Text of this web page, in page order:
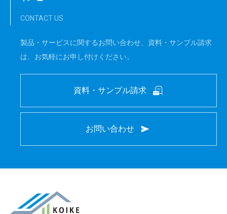
CONTACT US
製品・サービスに関するお問い合わせ、資料・サンプル請求
は、お気軽にお申し付けください。
資料・サンプル請求
お問い合わせ